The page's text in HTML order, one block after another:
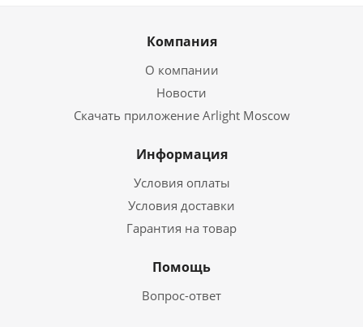
Компания
О компании
Новости
Скачать приложение Arlight Moscow
Информация
Условия оплаты
Условия доставки
Гарантия на товар
Помощь
Вопрос-ответ